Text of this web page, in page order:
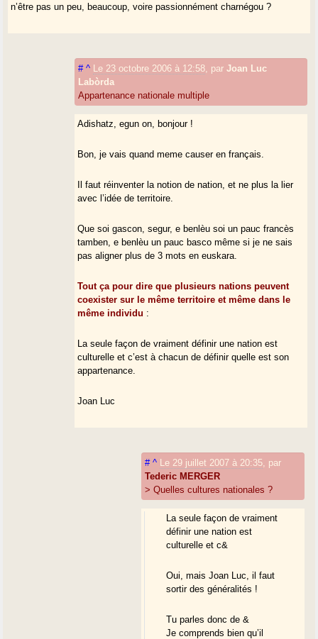
n’être pas un peu, beaucoup, voire passionnément charnégou ?
# ^ Le 23 octobre 2006 à 12:58 parJoan Luc
Labòrda
Appartenance nationale multiple
Adishatz, egun on, bonjour !
Bon, je vais quand meme causer en français.
Il faut réinventer la notion de nation, et ne plus la lier
avec l’idée de territoire.
Que soi gascon, segur, e benlèu soi un pauc francès
tamben, e benlèu un pauc basco même si je ne sais
pas aligner plus de 3 mots en euskara.
Tout ça pour dire que plusieurs nations peuvent
coexister sur le même territoire et même dans le
même individu :
La seule façon de vraiment définir une nation est
culturelle et c’est à chacun de définir quelle est son
appartenance.
Joan Luc
# ^ Le 29 juillet 2007 à 20:35 par
Tederic MERGER
> Quelles cultures nationales ?
La seule façon de vraiment
définir une nation est
culturelle et c&
Oui, mais Joan Luc, il faut
sortir des généralités !
Tu parles donc de &
Je comprends bien qu’il